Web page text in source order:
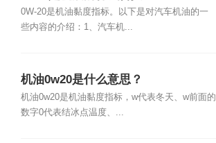
0W-20是机油黏度指标。以下是对汽车机油的一
些内容的介绍：1、汽车机...
机油0w20是什么意思？
机油0w20是机油黏度指标，w代表冬天、w前面的
数字0代表结冰点温度、...